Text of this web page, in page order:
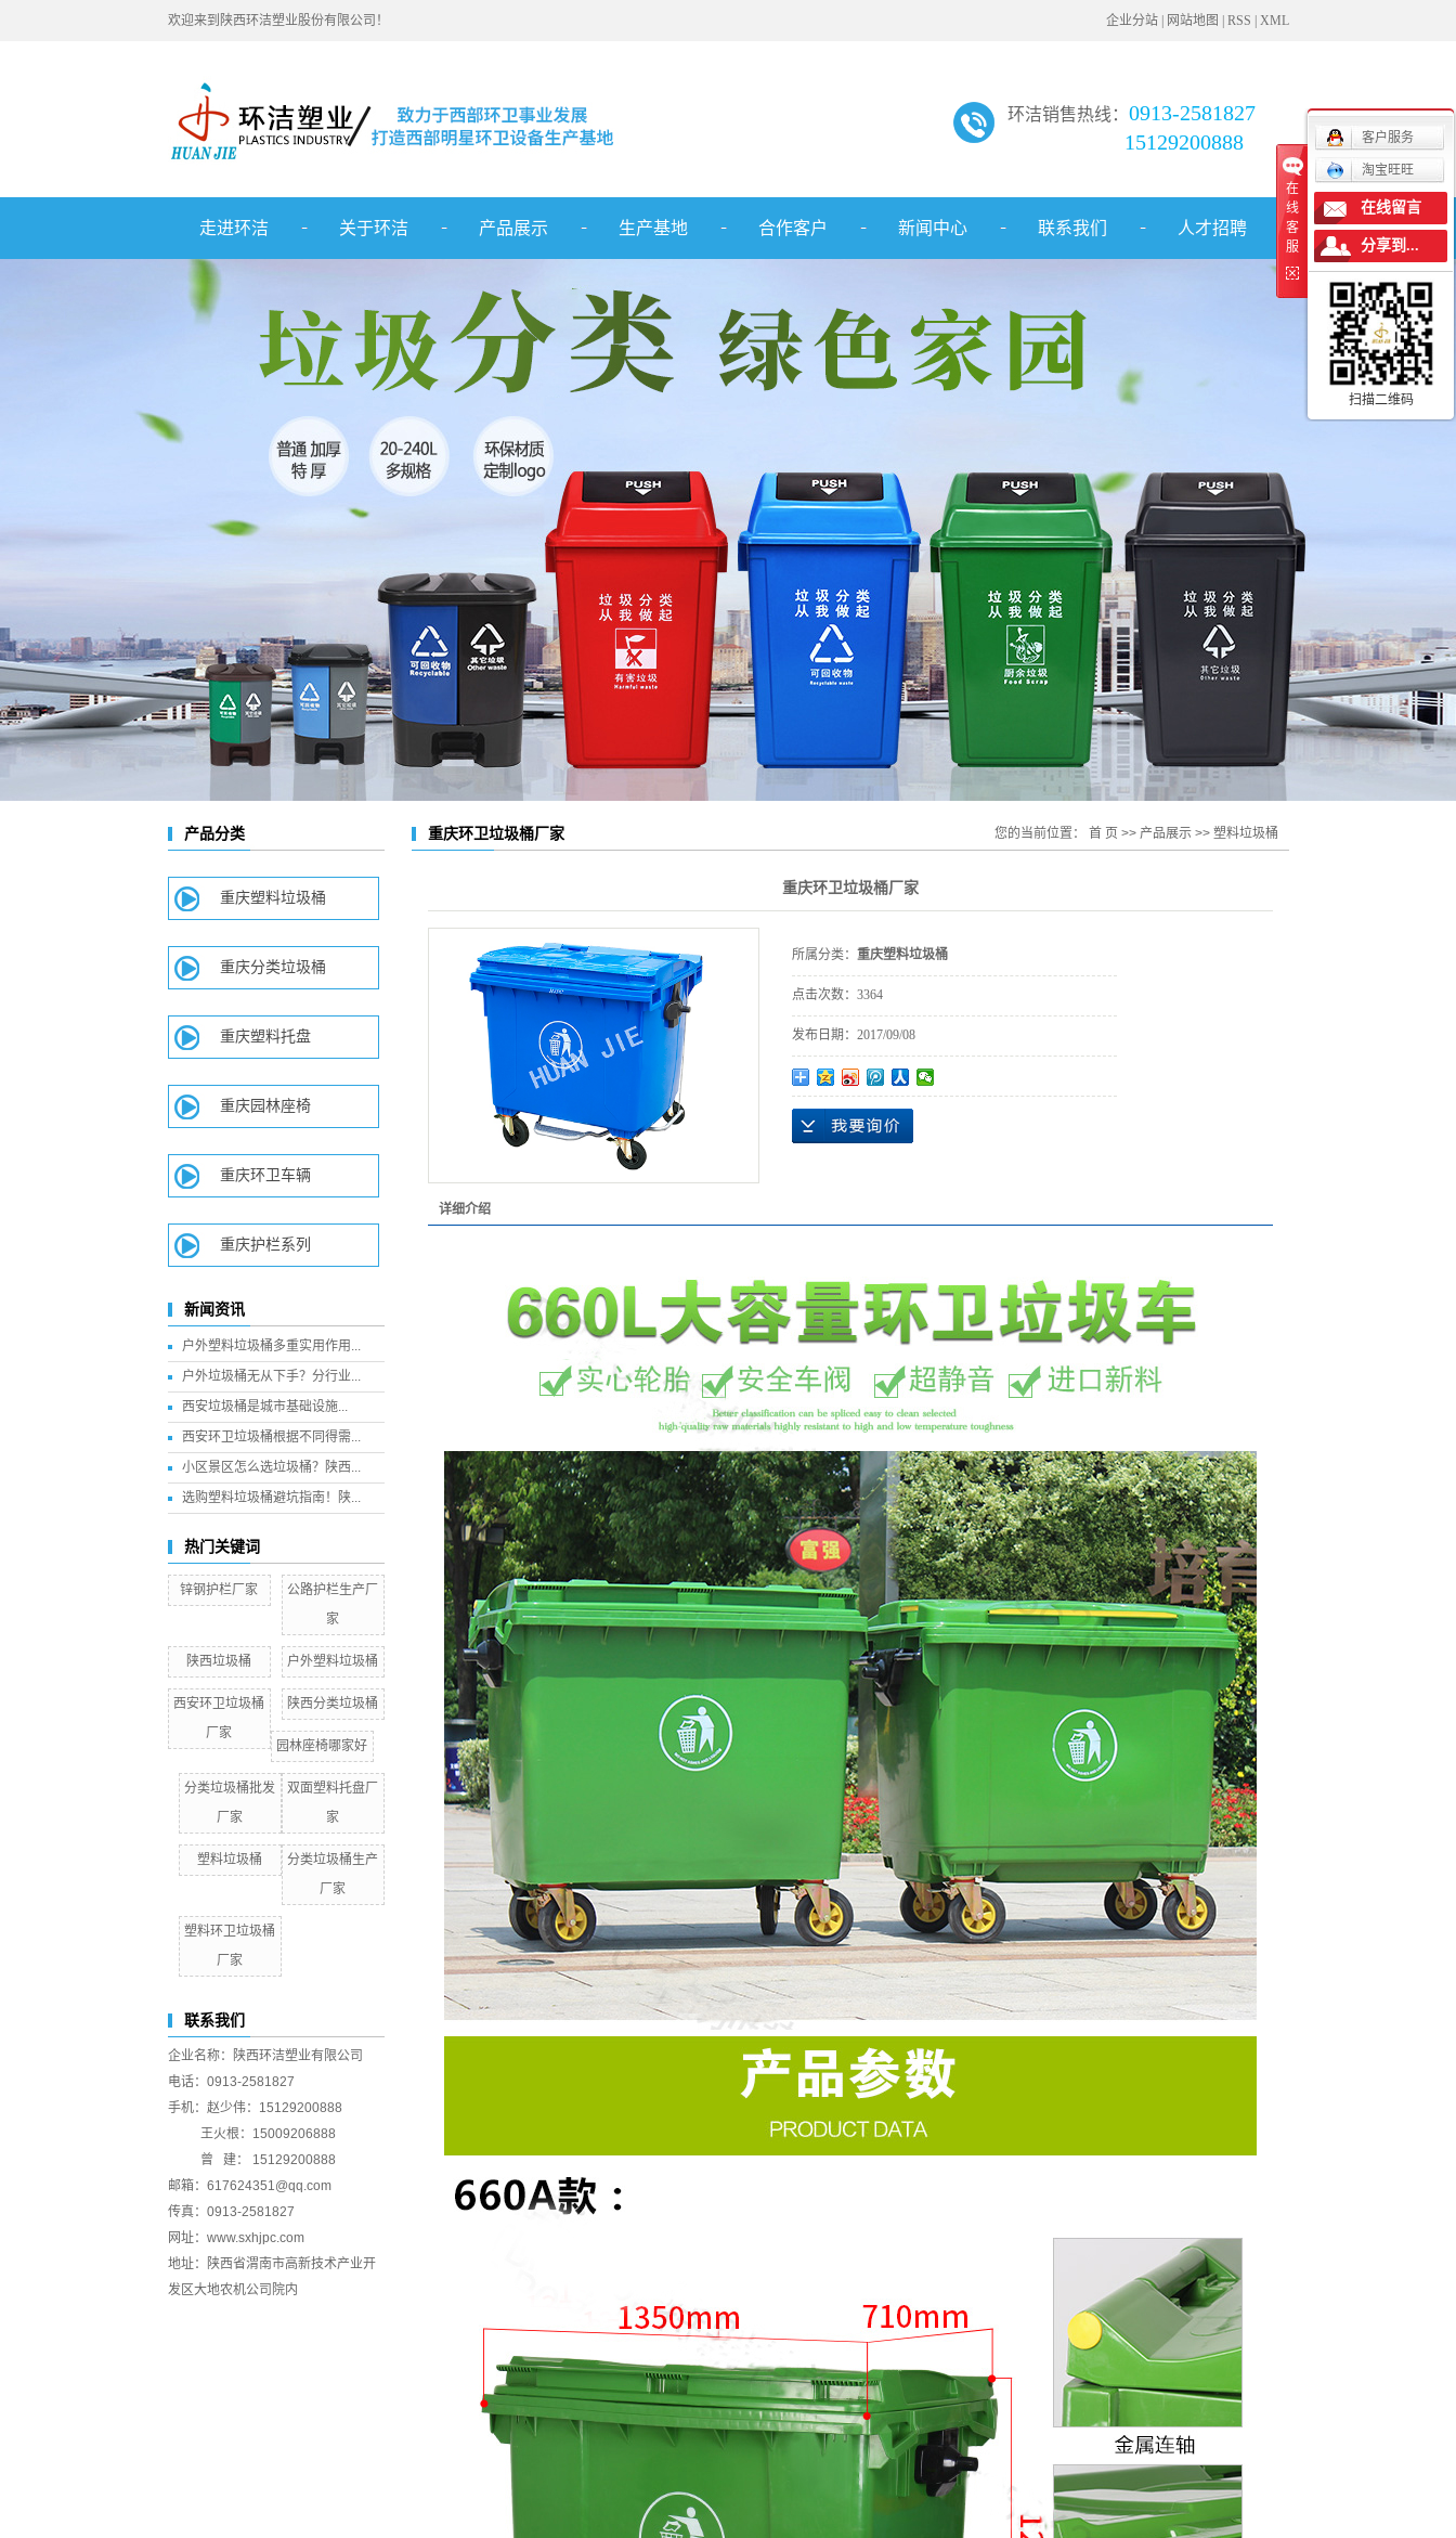
欢迎来到陕西环洁塑业股份有限公司！ 企业分站| 网站地图 RSS XML
环洁销售热线： 0913-2581827
15129200888
走进环洁 关于环洁
联系我们
产品展示
重庆分类垃圾桶
重庆塑料托盘
重庆环卫车辆
重庆护栏系列
生产基地 合作客户 新闻中心
行业新闻
最新资讯
联系我们 人才招聘
产品分类
重庆塑料垃圾桶
重庆分类垃圾桶
重庆塑料托盘
重庆园林座椅
重庆环卫车辆
重庆护栏系列
新闻资讯
户外塑料垃圾桶多重实用作用...
户外垃圾桶无从下手？分行业...
西安垃圾桶​是城市基础设施...
西安环卫垃圾桶根据不同得需...
小区景区怎么选垃圾桶？陕西...
选购塑料垃圾桶避坑指南！陕...
热门关键词
锌钢护栏厂家
公路护栏生产厂
家
陕西垃圾桶 户外塑料垃圾桶
西安环卫垃圾桶
厂家
陕西分类垃圾桶
园林座椅哪家好
分类垃圾桶批发
厂家
双面塑料托盘厂
家
塑料垃圾桶
分类垃圾桶生产
厂家
塑料环卫垃圾桶
厂家
联系我们
企业名称：陕西环洁塑业有限公司
电话：0913-2581827
手机：赵少伟：15129200888
王火根：15009206888
曾 建： 15129200888
邮箱：617624351@qq.com
传真：0913-2581827
网址：www.sxhjpc.com
地址：陕西省渭南市高新技术产业开
发区大地农机公司院内
重庆环卫垃圾桶厂家 您的当前位置： 首 页 >> 产品展示>> 塑料垃圾桶
重庆环卫垃圾桶厂家
所属分类： 重庆塑料垃圾桶
点击次数： 3364
发布日期： 2017/09/08
详细介绍
在
线
客
服
客户服务
淘宝旺旺
在线留言
分享到...
扫描二维码